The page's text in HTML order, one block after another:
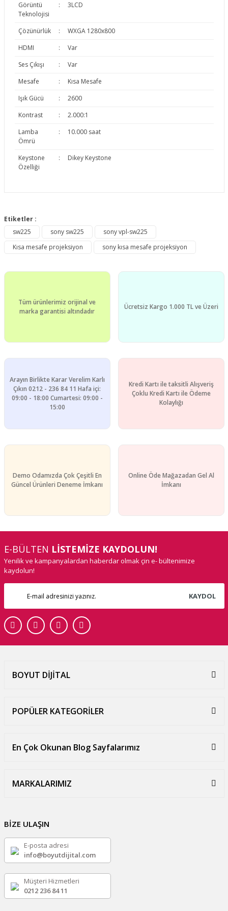
Görüntü
Teknolojisi
: 3LCD
Çözünürlük :
WXGA 1280x800
HDMI
:
Var
Ses Çıkışı
:
Var
Mesafe
:
Kısa Mesafe
Işık Gücü
:
2600
Kontrast
:
2.000:1
Lamba
Ömrü
: 10.000 saat
Keystone
Özelliği
: Dikey Keystone
Yorum Yaz
konularda yetersiz gördüğünüz noktaları öneri formunu
Görüş ve önerileriniz için teşekkür ederiz.
Ürün açıklamasında eksik bilgiler bulunuyor.
Ürün fiyatı diğer sitelerden daha pahalı.
Etiketler :
sw225
sony sw225
sony vpl-sw225
Kısa mesafe projeksiyon
sony kısa mesafe projeksiyon
Tüm ürünlerimiz orijinal ve
marka garantisi altındadır
Ücretsiz Kargo 1.000 TL ve Üzeri
Arayın Birlikte Karar Verelim Karlı
Çıkın 0212 - 236 84 11 Hafa içi:
09:00 - 18:00 Cumartesi: 09:00 -
15:00
Kredi Kartı ile taksitli Alışveriş
Çoklu Kredi Kartı ile Ödeme
Kolaylığı
Demo Odamızda Çok Çeşitli En
Güncel Ürünleri Deneme İmkanı
Online Öde Mağazadan Gel Al
İmkanı
E-BÜLTEN LİSTEMİZE KAYDOLUN!
Yenilik ve kampanyalardan haberdar olmak çin e- bültenimize
kaydolun!
KAYDOL
BOYUT DİJİTAL
POPÜLER KATEGORİLER
En Çok Okunan Blog Sayfalarımız
MARKALARIMIZ
BİZE ULAŞIN
E-posta adresi
info@boyutdijital.com
Müşteri Hizmetleri
0212 236 84 11